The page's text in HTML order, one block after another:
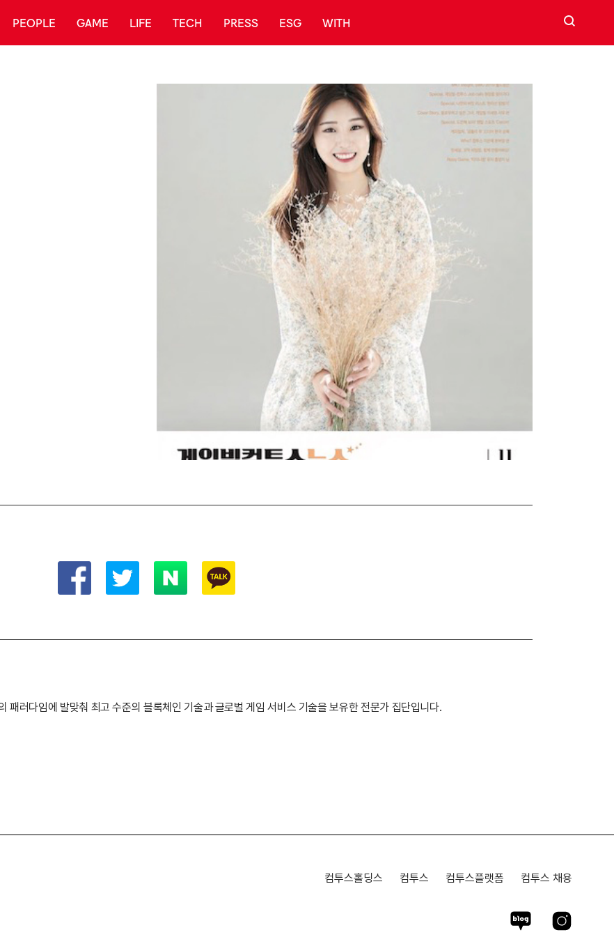
PEOPLE GAME LIFE TECH PRESS ESG WITH 검색
패러다임에 발맞춰 최고 수준의 블록체인 기술과 글로벌 게임 서비스 기술을 보유한 전문가 집단입니다.
컴투스홀딩스 컴투스 컴투스플랫폼 컴투스 채용